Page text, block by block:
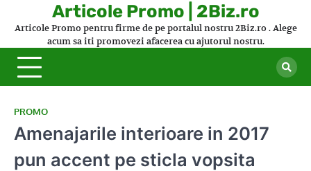
Articole Promo | 2Biz.ro
Articole Promo pentru firme de pe portalul nostru 2Biz.ro . Alege
acum sa iti promovezi afacerea cu ajutorul nostru.
PROMO
Amenajarile interioare in 2017
pun accent pe sticla vopsita